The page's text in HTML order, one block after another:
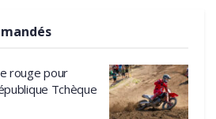
rouge pour
Tchèque